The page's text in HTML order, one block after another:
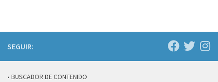
SEGUIR:
• BUSCADOR DE CONTENIDO